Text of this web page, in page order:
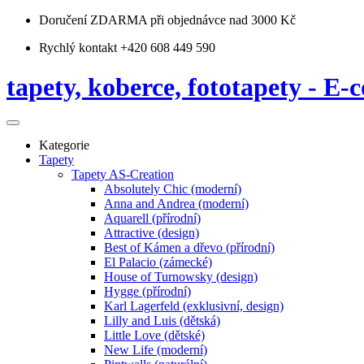
Doručení ZDARMA při objednávce nad 3000 Kč
Rychlý kontakt +420 608 449 590
tapety, koberce, fototapety - E-
Kategorie
Tapety
Tapety AS-Creation
Absolutely Chic (moderní)
Anna and Andrea (moderní)
Aquarell (přírodní)
Attractive (design)
Best of Kámen a dřevo (přírodní)
El Palacio (zámecké)
House of Turnowsky (design)
Hygge (přírodní)
Karl Lagerfeld (exklusivní, design)
Lilly and Luis (dětská)
Little Love (dětské)
New Life (moderní)